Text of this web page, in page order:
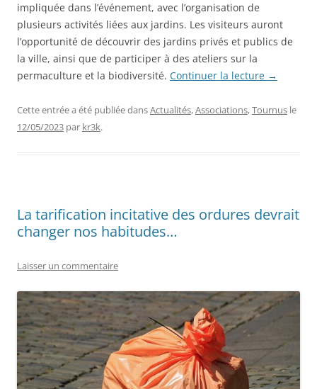
impliquée dans l’événement, avec l’organisation de
plusieurs activités liées aux jardins. Les visiteurs auront
l’opportunité de découvrir des jardins privés et publics de
la ville, ainsi que de participer à des ateliers sur la
permaculture et la biodiversité. Continuer la lecture →
Cette entrée a été publiée dansActualités,Associations,Tournus le
12/05/2023 par kr3k.
La tarification incitative des ordures devrait
changer nos habitudes…
Laisser un commentaire